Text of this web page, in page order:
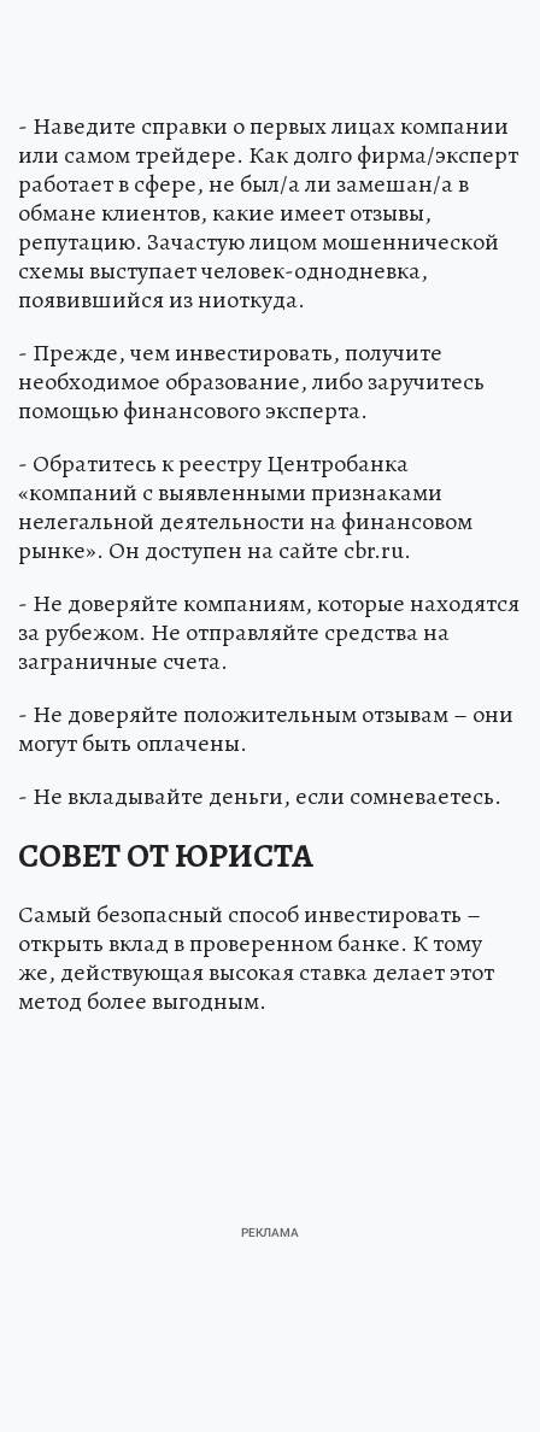
- Наведите справки о первых лицах компании
или самом трейдере. Как долго фирма/эксперт
работает в сфере, не был/а ли замешан/а в
обмане клиентов, какие имеет отзывы,
репутацию. Зачастую лицом мошеннической
схемы выступает человек-однодневка,
появившийся из ниоткуда.
- Прежде, чем инвестировать, получите
необходимое образование, либо заручитесь
помощью финансового эксперта.
- Обратитесь к реестру Центробанка
«компаний с выявленными признаками
нелегальной деятельности на финансовом
рынке». Он доступен на сайте cbr.ru.
- Не доверяйте компаниям, которые находятся
за рубежом. Не отправляйте средства на
заграничные счета.
- Не доверяйте положительным отзывам – они
могут быть оплачены.
- Не вкладывайте деньги, если сомневаетесь.
СОВЕТ ОТ ЮРИСТА
Самый безопасный способ инвестировать –
открыть вклад в проверенном банке. К тому
же, действующая высокая ставка делает этот
метод более выгодным.